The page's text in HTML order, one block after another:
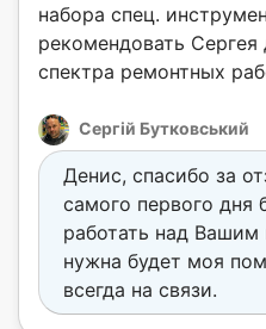
набора спец.
рекомендовать Сергея
спектра ремонтных
Сергій Бутковський
Денис, спасибо за
самого первого дня
работать над Вашим
нужна будет моя
всегда на связи.